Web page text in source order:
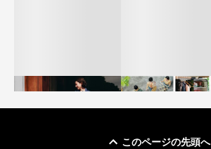
このページの先頭へ